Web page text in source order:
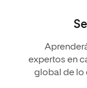
expertos en
global de lo